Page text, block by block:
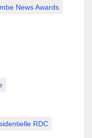
News Awards
RDC